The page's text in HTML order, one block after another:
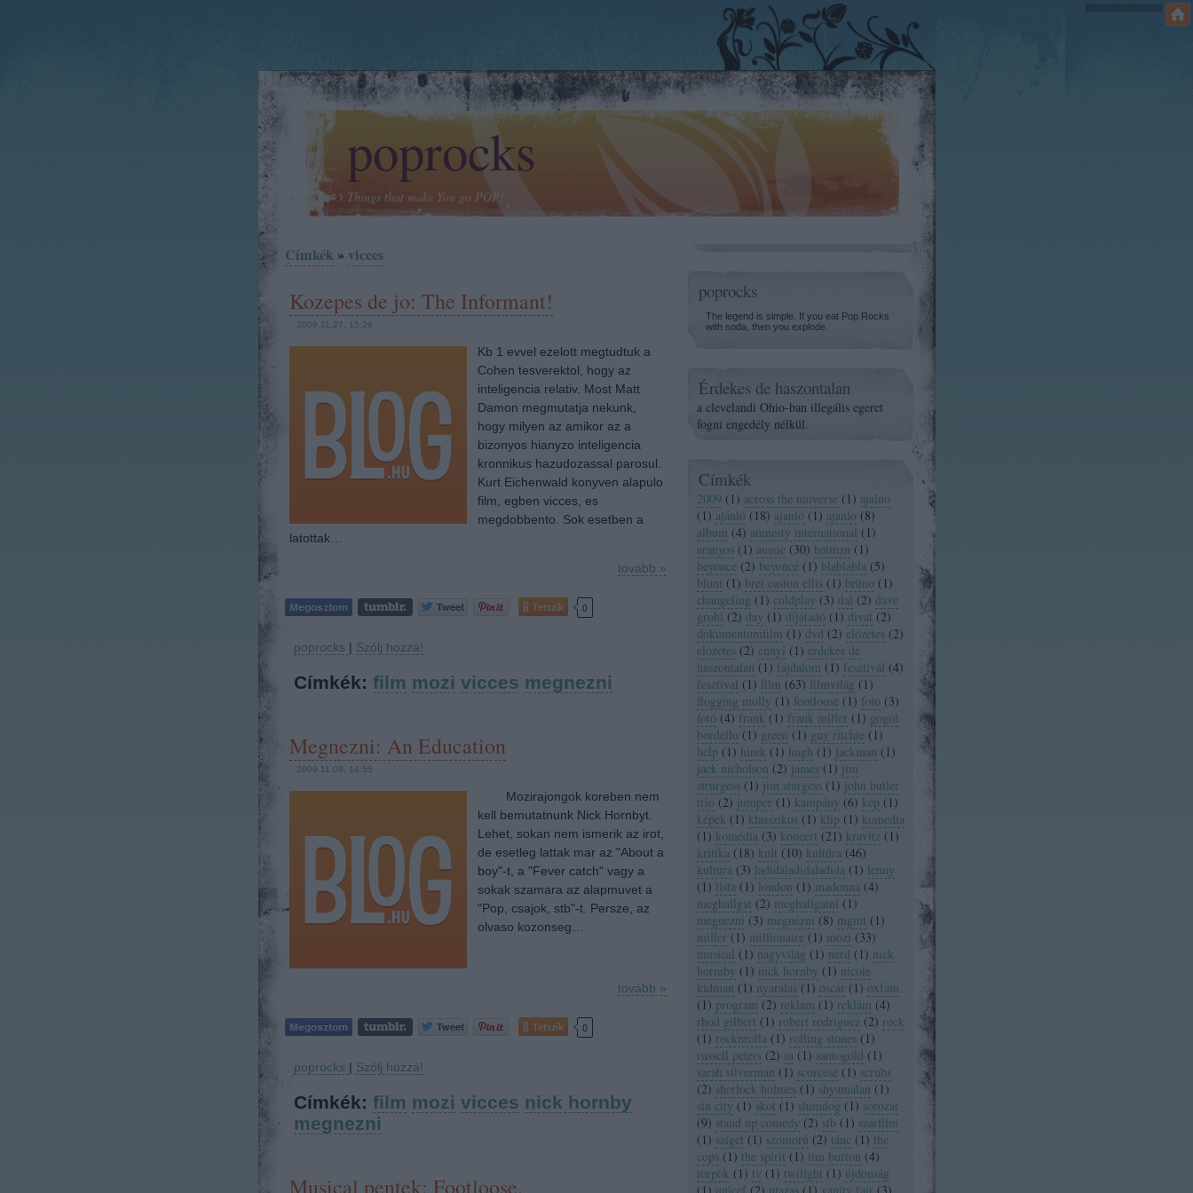
poprocks
Things that make You go POP!
Címkék» vicces
Kozepes de jo: The Informant!
2009.11.27. 15:26
Kb 1 evvel ezelott megtudtuk a
Cohen tesverektol, hogy az
inteligencia relativ. Most Matt
Damon megmutatja nekunk,
hogy milyen az amikor az a
bizonyos hianyzo inteligencia
kronnikus hazudozassal parosul.
Kurt Eichenwald konyven alapulo
film, egben vicces, es
megdobbento. Sok esetben a
latottak…
tovább »
Tetszik 0
poprocks | Szólj hozzá!
Címkék: film mozi vicces megnezni
Megnezni: An Education
2009.11.09. 14:55
Mozirajongok koreben nem
kell bemutatnunk Nick Hornbyt.
Lehet, sokan nem ismerik az irot,
de esetleg lattak mar az "About a
boy"-t, a "Fever catch" vagy a
sokak szamara az alapmuvet a
"Pop, csajok, stb"-t. Persze, az
olvaso kozonseg…
tovább »
Tetszik 0
poprocks | Szólj hozzá!
Címkék: film mozi vicces nick hornby
megnezni
Musical pentek: Footloose.
poprocks
The legend is simple. If you eat Pop Rocks
with soda, then you explode.
Érdekes de haszontalan
a clevelandi Ohio-ban illegális egeret
fogni engedély nélkül.
Címkék
2009 ( 1 ) across the universe ( 1 ) ajalno
( 1 ) ajánló ( 18) ajanló ( 1 ) ajanlo (8)
album (4) amnesty international ( 1 )
aranyos ( 1 ) aussie (30) batman ( 1 )
beyonce (2) beyoncé ( 1 ) blablabla (5)
blunt ( 1 ) bret easton ellis ( 1 ) brüno ( 1 )
changeling ( 1 ) coldplay (3) dal (2) dave
grohl (2) day ( 1 ) díjátadó ( 1 ) divat (2)
dokumentumfilm ( 1 ) dvd (2) előzetes (2)
elozetes (2) ennyi ( 1 ) erdekes de
haszontalan ( 1 ) fájdalom ( 1 ) fesztivál (4)
fesztival ( 1 ) film (63) filmvilág ( 1 )
flogging molly ( 1 ) footloose ( 1 ) foto (3)
fotó (4) frank ( 1 ) frank miller ( 1 ) gogol
bordello ( 1 ) green ( 1 ) guy ritchie ( 1 )
help ( 1 ) hírek ( 1 ) hugh ( 1 ) jackman ( 1 )
jack nicholson (2) james ( 1 ) jim
strurgess ( 1 ) jim sturgess ( 1 ) john butler
trio (2) jumper ( 1 ) kampány (6) kép ( 1 )
képek ( 1 ) klasszikus ( 1 ) klip ( 1 ) komedia
( 1 ) komédia (3) koncert (21 ) kravitz ( 1 )
kritika ( 18) kult ( 10) kultúra (46)
kultura (3) ladidaladidaladida ( 1 ) lenny
( 1 ) lista ( 1 ) london ( 1 ) madonna (4)
meghallgat (2) meghallgatni ( 1 )
megnezni (3) megnézni (8) mgmt ( 1 )
miller ( 1 ) millionaire ( 1 ) mozi (33)
musical ( 1 ) nagyvilág ( 1 ) nerd ( 1 ) nick
hormby ( 1 ) nick hornby ( 1 ) nicole
kidman ( 1 ) nyaralas ( 1 ) oscar ( 1 ) oxfam
( 1 ) program (2) reklam ( 1 ) reklám (4)
rhod gilbert ( 1 ) robert rodriguez (2) rock
( 1 ) rocknrolla ( 1 ) rolling stones ( 1 )
russell peters (2) sa ( 1 ) santogold ( 1 )
sarah silverman ( 1 ) scorcese ( 1 ) scrubs
(2) sherlock holmes ( 1 ) shyamalan ( 1 )
sin city ( 1 ) skot ( 1 ) slumdog ( 1 ) sorozat
(9) stand up comedy (2) stb ( 1 ) szarfilm
( 1 ) sziget ( 1 ) szomorú (2) tánc ( 1 ) the
cops ( 1 ) the spirit ( 1 ) tim burton (4)
törpök ( 1 ) tv ( 1 ) twilight ( 1 ) újdonság